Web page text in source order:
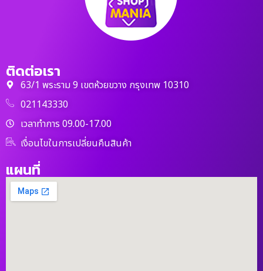
ติดต่อเรา
63/1 พระราม 9 เขตห้วยขวาง กรุงเทพ 10310
021143330
เวลาทำการ 09.00-17.00
เงื่อนไขในการเปลี่ยนคืนสินค้า
แผนที่